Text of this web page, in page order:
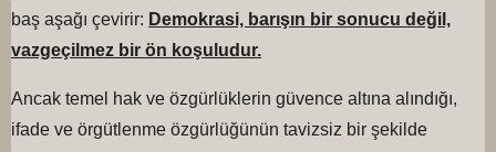
baş aşağı çevirir: Demokrasi, barışın bir sonucu değil,
vazgeçilmez bir ön koşuludur.
Ancak temel hak ve özgürlüklerin güvence altına alındığı,
ifade ve örgütlenme özgürlüğünün tavizsiz bir şekilde